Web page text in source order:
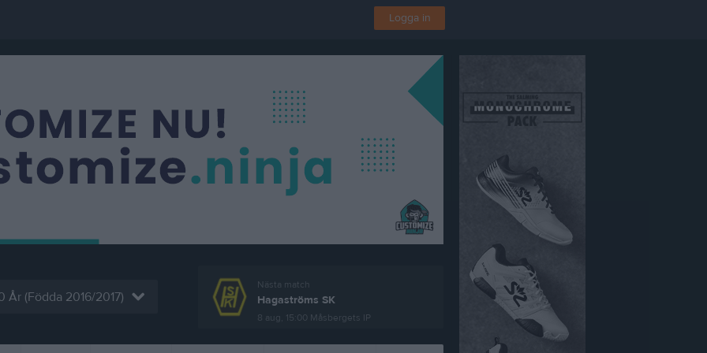
Logga in
År (Födda 2016/2017)
Nästa match
Hagaströms SK
8 aug, 15:00 Måsbergets IP